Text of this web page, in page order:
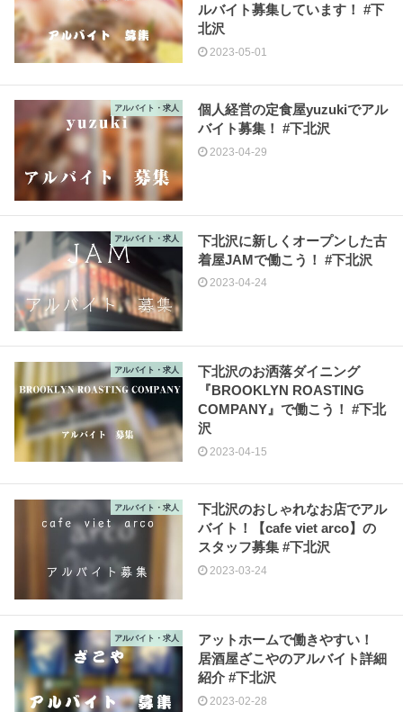
ルバイト募集しています！ #下
北沢
2023-05-01
アルバイト・求人
個人経営の定食屋yuzukiでアル
バイト募集！ #下北沢
2023-04-29
アルバイト・求人
下北沢に新しくオープンした古
着屋JAMで働こう！ #下北沢
2023-04-24
アルバイト・求人
下北沢のお洒落ダイニング
『BROOKLYN ROASTING
COMPANY』で働こう！ #下北
沢
2023-04-15
アルバイト・求人
下北沢のおしゃれなお店でアル
バイト！【cafe viet arco】の
スタッフ募集 #下北沢
2023-03-24
アルバイト・求人
アットホームで働きやすい！
居酒屋ざこやのアルバイト詳細
紹介 #下北沢
2023-02-28